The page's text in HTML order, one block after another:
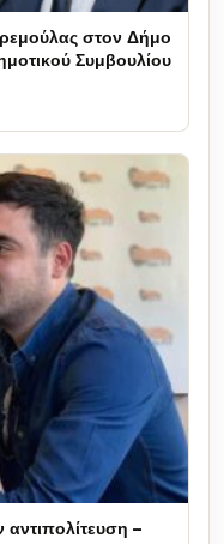
στον Δήμο
Συμβουλίου
–